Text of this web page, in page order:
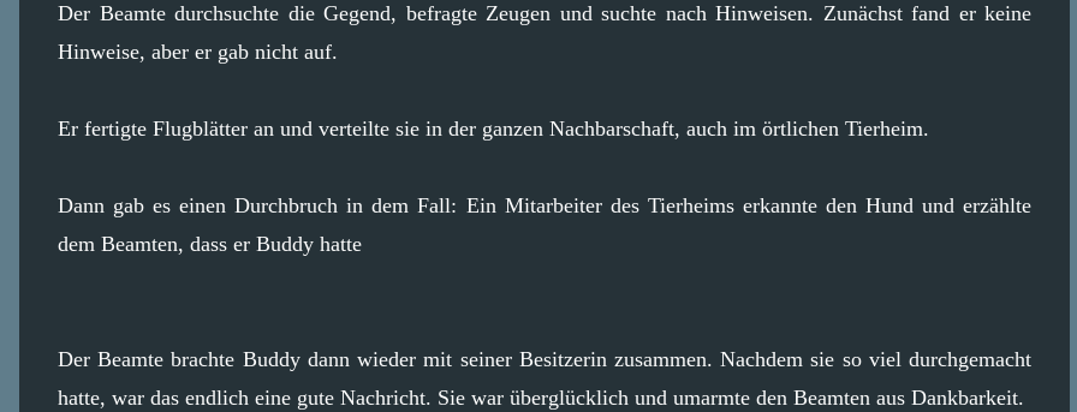
Der Beamte durchsuchte die Gegend, befragte Zeugen und suchte nach Hinweisen. Zunächst fand er keine
Hinweise, aber er gab nicht auf.
Er fertigte Flugblätter an und verteilte sie in der ganzen Nachbarschaft, auch im örtlichen Tierheim.
Dann gab es einen Durchbruch in dem Fall: Ein Mitarbeiter des Tierheims erkannte den Hund und erzählte
dem Beamten, dass er Buddy hatte
Der Beamte brachte Buddy dann wieder mit seiner Besitzerin zusammen. Nachdem sie so viel durchgemacht
hatte, war das endlich eine gute Nachricht. Sie war überglücklich und umarmte den Beamten aus Dankbarkeit.